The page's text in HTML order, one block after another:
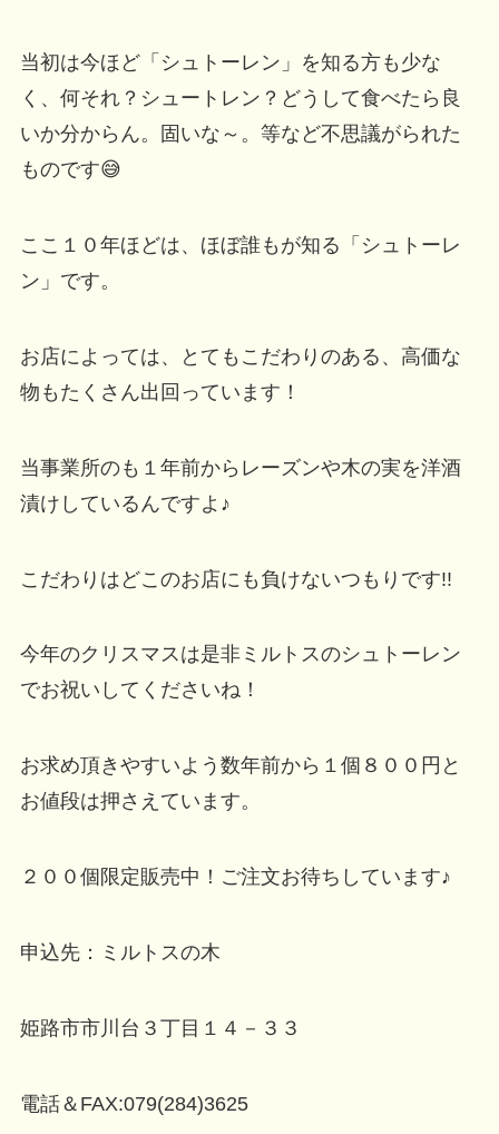
当初は今ほど「シュトーレン」を知る方も少な
く、何それ？シュートレン？どうして食べたら良
いか分からん。固いな～。等など不思議がられた
ものです😅
ここ１０年ほどは、ほぼ誰もが知る「シュトーレ
ン」です。
お店によっては、とてもこだわりのある、高価な
物もたくさん出回っています！
当事業所のも１年前からレーズンや木の実を洋酒
漬けしているんですよ♪
こだわりはどこのお店にも負けないつもりです!!
今年のクリスマスは是非ミルトスのシュトーレン
でお祝いしてくださいね！
お求め頂きやすいよう数年前から１個８００円と
お値段は押さえています。
２００個限定販売中！ご注文お待ちしています♪
申込先：ミルトスの木
姫路市市川台３丁目１４－３３
電話＆FAX:079(284)3625